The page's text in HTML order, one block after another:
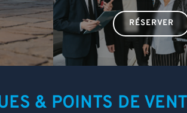
RÉSERVER
& POINTS DE